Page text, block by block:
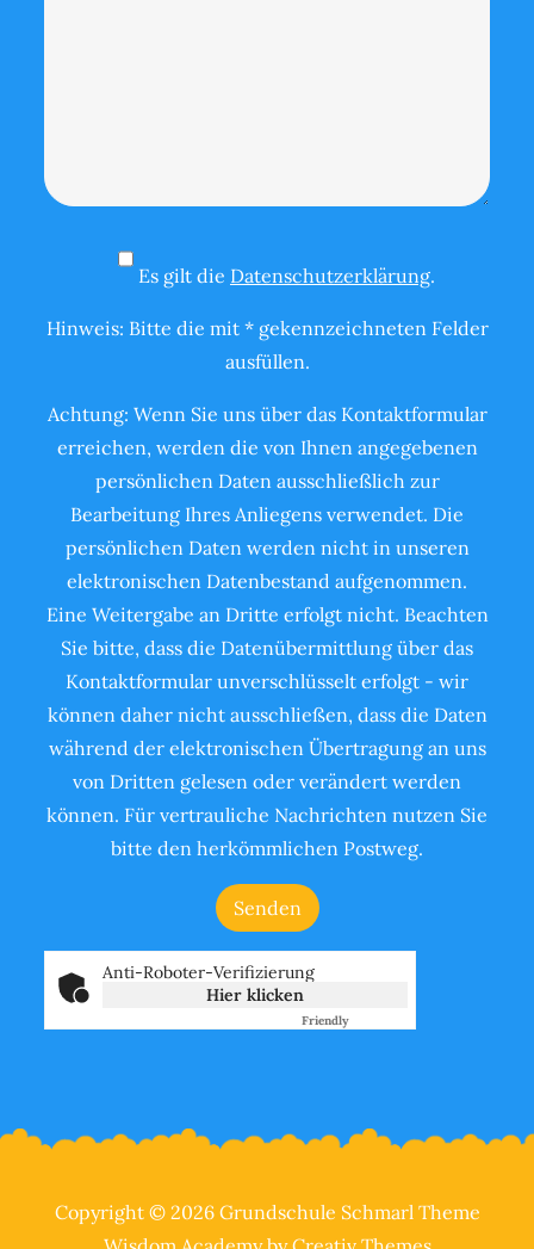
Es gilt die Datenschutzerklärung.
Hinweis: Bitte die mit * gekennzeichneten Felder
ausfüllen.
Achtung: Wenn Sie uns über das Kontaktformular
erreichen, werden die von Ihnen angegebenen
persönlichen Daten ausschließlich zur
Bearbeitung Ihres Anliegens verwendet. Die
persönlichen Daten werden nicht in unseren
elektronischen Datenbestand aufgenommen.
Eine Weitergabe an Dritte erfolgt nicht. Beachten
Sie bitte, dass die Datenübermittlung über das
Kontaktformular unverschlüsselt erfolgt - wir
können daher nicht ausschließen, dass die Daten
während der elektronischen Übertragung an uns
von Dritten gelesen oder verändert werden
können. Für vertrauliche Nachrichten nutzen Sie
bitte den herkömmlichen Postweg.
Anti-Roboter-Verifizierung
Hier klicken
Friendly
Copyright © 2026 Grundschule Schmarl Theme